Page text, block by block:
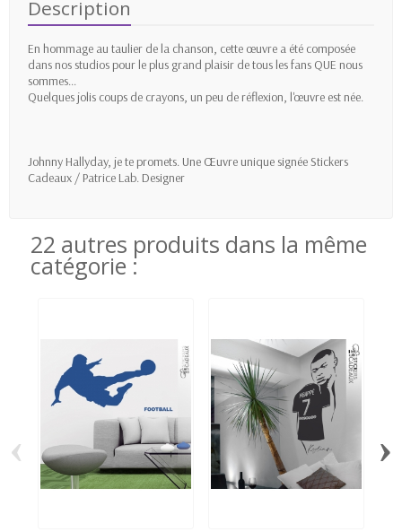
Description
En hommage au taulier de la chanson, cette œuvre a été composée
dans nos studios pour le plus grand plaisir de tous les fans QUE nous
sommes...
Quelques jolis coups de crayons, un peu de réflexion, l'œuvre est née.
Johnny Hallyday, je te promets. Une Œuvre unique signée Stickers
Cadeaux / Patrice Lab. Designer
22 autres produits dans la même
catégorie :
‹ ›